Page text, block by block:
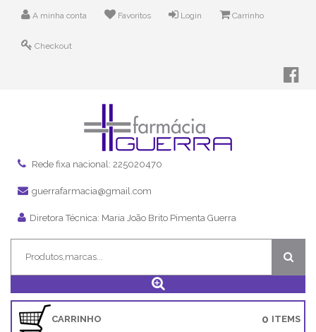
A minha conta Favoritos Login Carrinho
Checkout
Rede fixa nacional: 225020470
guerrafarmacia@gmail.com
Diretora Técnica: Maria João Brito Pimenta Guerra
CARRINHO ITEMS
0